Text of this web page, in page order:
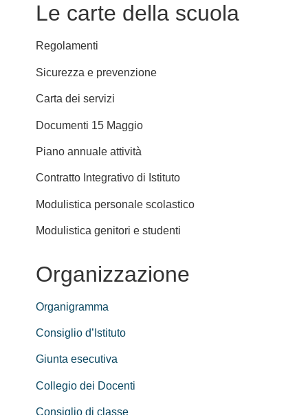
Le carte della scuola
Regolamenti
Sicurezza e prevenzione
Carta dei servizi
Documenti 15 Maggio
Piano annuale attività
Contratto Integrativo di Istituto
Modulistica personale scolastico
Modulistica genitori e studenti
Organizzazione
Organigramma
Consiglio d’Istituto
Giunta esecutiva
Collegio dei Docenti
Consiglio di classe